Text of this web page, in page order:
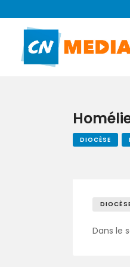
DIOCÈSE
Dans le